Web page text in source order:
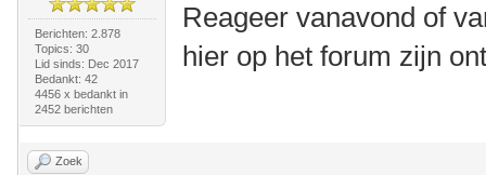
Berichten: 2.878
Topics: 30
Lid sinds: Dec 2017
Bedankt: 42
4456 x bedankt in
2452 berichten
Reageer vanavond of
hier op het forum zijn
Zoek